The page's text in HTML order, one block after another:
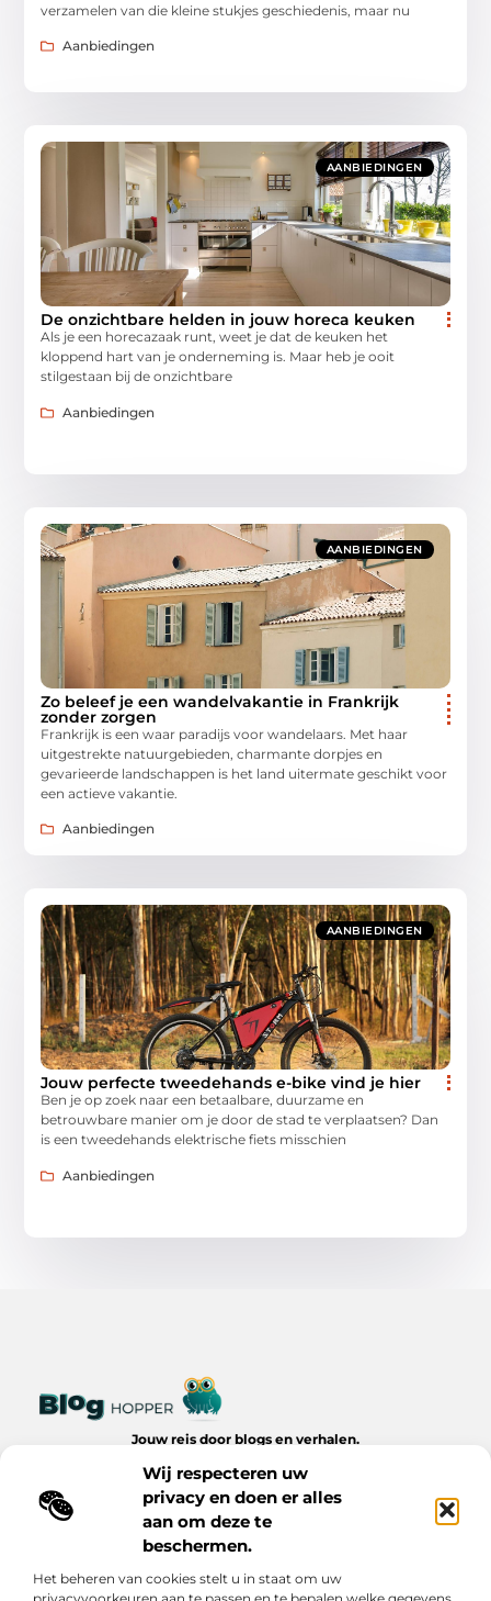
Wij respecteren uw
privacy en doen er alles
aan om deze te
beschermen.
Het beheren van cookies stelt u in staat om uw
verzamelen van die kleine stukjes geschiedenis, maar nu
Aanbiedingen
AANBIEDINGEN
De onzichtbare helden in jouw horeca keuken
Als je een horecazaak runt, weet je dat de keuken het
kloppend hart van je onderneming is. Maar heb je ooit
stilgestaan bij de onzichtbare
Aanbiedingen
AANBIEDINGEN
Zo beleef je een wandelvakantie in Frankrijk
zonder zorgen
Frankrijk is een waar paradijs voor wandelaars. Met haar
uitgestrekte natuurgebieden, charmante dorpjes en
gevarieerde landschappen is het land uitermate geschikt voor
een actieve vakantie.
Aanbiedingen
AANBIEDINGEN
Jouw perfecte tweedehands e-bike vind je hier
Ben je op zoek naar een betaalbare, duurzame en
betrouwbare manier om je door de stad te verplaatsen? Dan
is een tweedehands elektrische fiets misschien
Aanbiedingen
Jouw reis door blogs en verhalen.
dagelijks leven op Bloghopper.nl.
Bericht categorie